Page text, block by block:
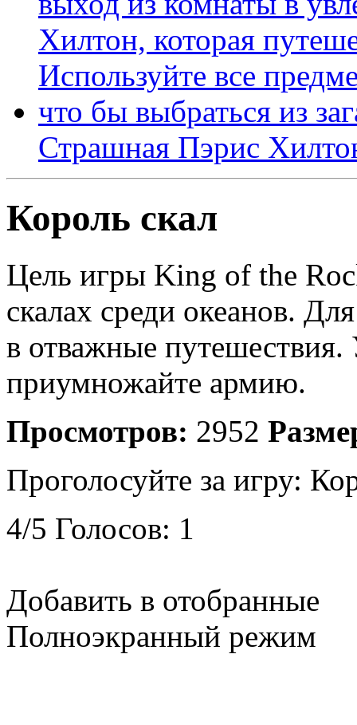
Страшная Пэрис
Король скал
Цель игры King of the
скалах среди океанов.
в отважные
приумножайте армию.
Просмотров: 2952
Проголосуйте за игру:
4/5 Голосов: 1
Добавить в отобранные
Полноэкранный режим